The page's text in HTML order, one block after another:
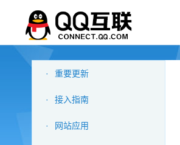
· 重要更新
· 接入指南
· 网站应用